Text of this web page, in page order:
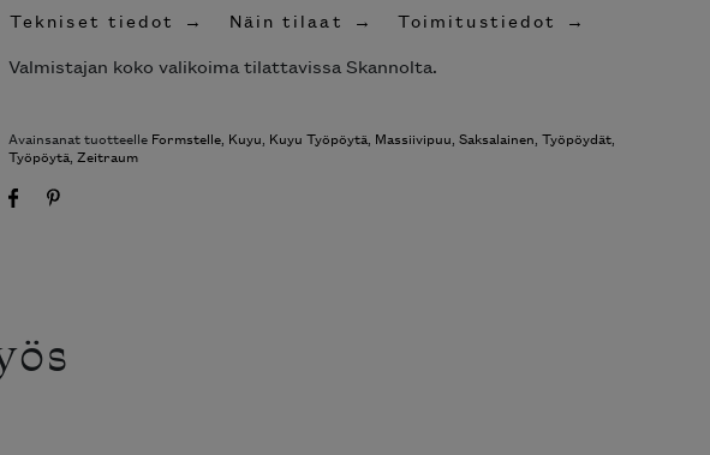
Tekniset tiedot Näin tilaat
Toimitustiedot
Valmistajan koko valikoima tilattavissa Skannolta.
Avainsanat tuotteelle Formstelle, Kuyu, Kuyu Työpöytä, Massiivipuu, Saksalainen, Työpöydät,
Työpöytä, Zeitraum